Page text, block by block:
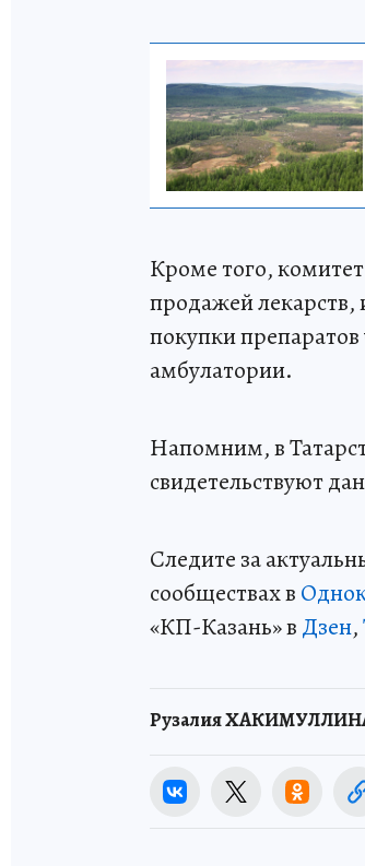
Кроме того,
продажей
покупки
амбулатории.
Напомним, в
свидетельствуют
Следите за
сообществах в
«КП-Казань» в Дзен,
Рузалия